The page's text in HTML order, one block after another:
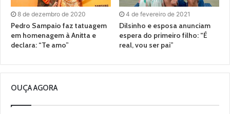
8 de dezembro de 2020
Pedro Sampaio faz tatuagem
em homenagem à Anitta e
declara: “Te amo”
4 de fevereiro de 2021
Dilsinho e esposa anunciam
espera do primeiro filho: “É
real, vou ser pai”
OUÇA AGORA